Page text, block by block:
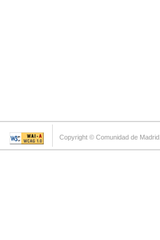
Copyright © Comunidad de Madrid.